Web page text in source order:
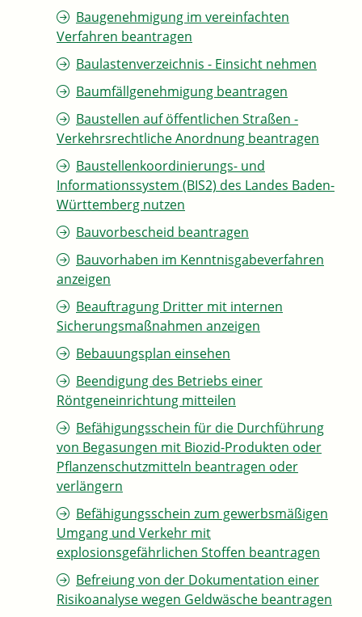
Baugenehmigung im vereinfachten
Verfahren beantragen
Baulastenverzeichnis - Einsicht nehmen
Baumfällgenehmigung beantragen
Baustellen auf öffentlichen Straßen -
Verkehrsrechtliche Anordnung beantragen
Baustellenkoordinierungs- und
Informationssystem (BIS2) des Landes Baden-
Württemberg nutzen
Bauvorbescheid beantragen
Bauvorhaben im Kenntnisgabeverfahren
anzeigen
Beauftragung Dritter mit internen
Sicherungsmaßnahmen anzeigen
Bebauungsplan einsehen
Beendigung des Betriebs einer
Röntgeneinrichtung mitteilen
Befähigungsschein für die Durchführung
von Begasungen mit Biozid-Produkten oder
Pflanzenschutzmitteln beantragen oder
verlängern
Befähigungsschein zum gewerbsmäßigen
Umgang und Verkehr mit
explosionsgefährlichen Stoffen beantragen
Befreiung von der Dokumentation einer
Risikoanalyse wegen Geldwäsche beantragen